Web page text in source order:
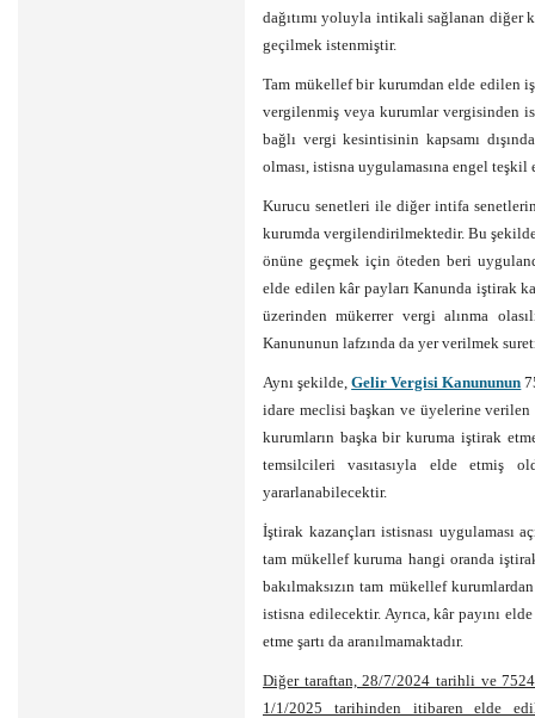
dağıtımı yoluyla intikali sağlanan diğer
geçilmek istenmiştir.
Tam mükellef bir kurumdan elde edilen
vergilenmiş veya kurumlar vergisinden
bağlı vergi kesintisinin kapsamı
olması, istisna uygulamasına engel teşkil
Kurucu senetleri ile diğer intifa
kurumda vergilendirilmektedir. Bu
önüne geçmek için öteden beri
elde edilen kâr payları Kanunda iştirak
üzerinden mükerrer vergi alınma
Kanununun lafzında da yer verilmek
Aynı şekilde,Gelir Vergisi Kanununun
idare meclisi başkan ve üyelerine verilen
kurumların başka bir kuruma iştirak
temsilcileri vasıtasıyla elde etmiş
yararlanabilecektir.
İştirak kazançları istisnası uygulaması
tam mükellef kuruma hangi oranda
bakılmaksızın tam mükellef
istisna edilecektir. Ayrıca, kâr payını
etme şartı da aranılmamaktadır.
Diğer taraftan, 28/7/2024 tarihli ve
1/1/2025 tarihinden itibaren elde